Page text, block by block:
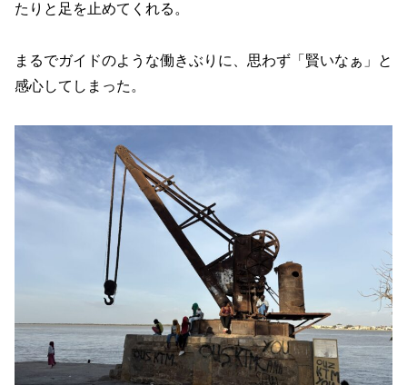
たりと足を止めてくれる。
まるでガイドのような働きぶりに、思わず「賢いなぁ」と
感心してしまった。